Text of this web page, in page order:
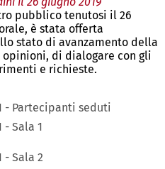
pubblico tenutosi il 26
è stata offerta
stato di avanzamento della
di dialogare con gli
e richieste.
- Partecipanti seduti
Sala 1
Sala 2